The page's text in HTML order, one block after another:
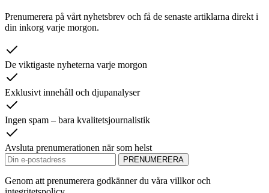
Prenumerera på vårt nyhetsbrev och få de senaste artiklarna direkt i
din inkorg varje morgon.
De viktigaste nyheterna varje morgon
Exklusivt innehåll och djupanalyser
Ingen spam – bara kvalitetsjournalistik
Avsluta prenumerationen när som helst
PRENUMERERA
Genom att prenumerera godkänner du våra villkor och